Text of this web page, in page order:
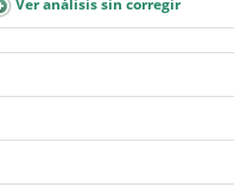
Ver análisis sin corregir